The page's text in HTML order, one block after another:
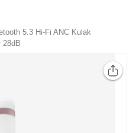
5.3 Hi-Fi ANC Kulak
28dB